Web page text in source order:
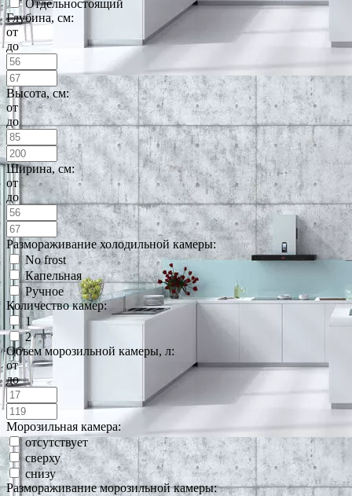
Отдельностоящий
Глубина, см:
от
до
Высота, см:
от
до
Ширина, см:
от
до
Размораживание холодильной камеры:
No frost
Капельная
Ручное
Количество камер:
1
2
Объем морозильной камеры, л:
от
до
Морозильная камера:
отсутствует
сверху
снизу
Размораживание морозильной камеры: